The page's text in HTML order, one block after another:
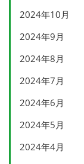
2024年10月
2024年9月
2024年8月
2024年7月
2024年6月
2024年5月
2024年4月